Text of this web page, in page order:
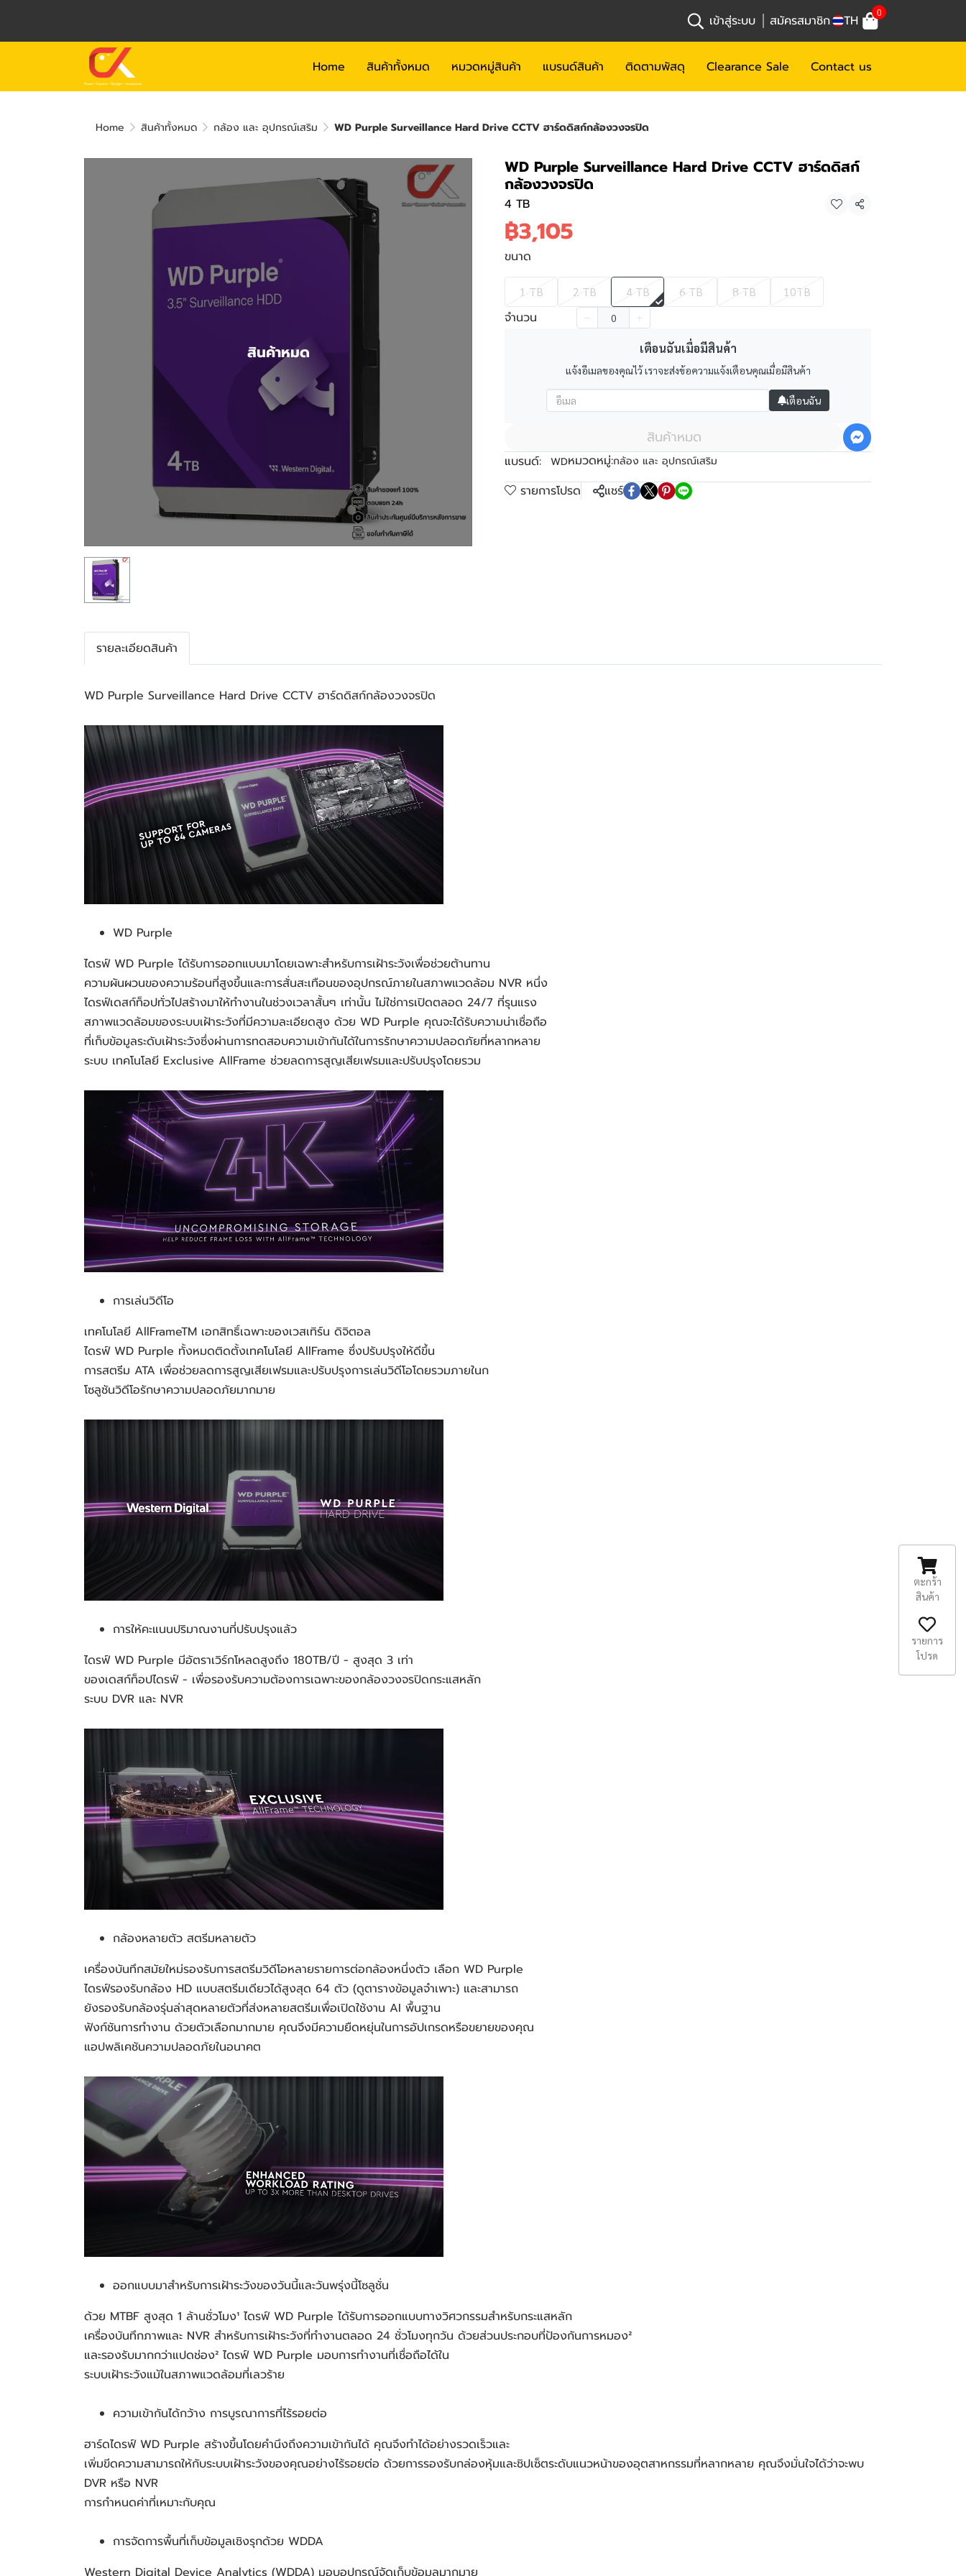
เข้าสู่ระบบ สมัครสมาชิก TH 0
Home สินค้าทั้งหมด หมวดหมู่สินค้า แบรนด์สินค้า ติดตามพัสดุ Clearance Sale Contact us
Home สินค้าทั้งหมด กล้อง และ อุปกรณ์เสริม WD Purple Surveillance Hard Drive CCTV ฮาร์ดดิสก์กล้องวงจรปิด
สินค้าหมด
WD Purple Surveillance Hard Drive CCTV ฮาร์ดดิสก์
กล้องวงจรปิด
4 TB แชร์
฿3,105
ขนาด
1 TB 2 TB 4 TB 6 TB 8 TB 10TB
จำนวน
เตือนฉันเมื่อมีสินค้า
แจ้งอีเมลของคุณไว้ เราจะส่งข้อความแจ้งเตือนคุณเมื่อมีสินค้า
เตือนฉัน
สินค้าหมด
แบรนด์: WDหมวดหมู่:กล้อง และ อุปกรณ์เสริม
รายการโปรด แชร์
รายละเอียดสินค้า
WD Purple Surveillance Hard Drive CCTV ฮาร์ดดิสก์กล้องวงจรปิด
WD Purple
ไดรฟ์ WD Purple ได้รับการออกแบบมาโดยเฉพาะสำหรับการเฝ้าระวังเพื่อช่วยต้านทาน
ความผันผวนของความร้อนที่สูงขึ้นและการสั่นสะเทือนของอุปกรณ์ภายในสภาพแวดล้อม NVR หนึ่ง
ไดรฟ์เดสก์ท็อปทั่วไปสร้างมาให้ทำงานในช่วงเวลาสั้นๆ เท่านั้น ไม่ใช่การเปิดตลอด 24/7 ที่รุนแรง
สภาพแวดล้อมของระบบเฝ้าระวังที่มีความละเอียดสูง ด้วย WD Purple คุณจะได้รับความน่าเชื่อถือ
ที่เก็บข้อมูลระดับเฝ้าระวังซึ่งผ่านการทดสอบความเข้ากันได้ในการรักษาความปลอดภัยที่หลากหลาย
ระบบ เทคโนโลยี Exclusive AllFrame ช่วยลดการสูญเสียเฟรมและปรับปรุงโดยรวม
การเล่นวิดีโอ
เทคโนโลยี AllFrameTM เอกสิทธิ์เฉพาะของเวสเทิร์น ดิจิตอล
ไดรฟ์ WD Purple ทั้งหมดติดตั้งเทคโนโลยี AllFrame ซึ่งปรับปรุงให้ดีขึ้น
การสตรีม ATA เพื่อช่วยลดการสูญเสียเฟรมและปรับปรุงการเล่นวิดีโอโดยรวมภายในก
โซลูชันวิดีโอรักษาความปลอดภัยมากมาย
การให้คะแนนปริมาณงานที่ปรับปรุงแล้ว
ไดรฟ์ WD Purple มีอัตราเวิร์กโหลดสูงถึง 180TB/ปี - สูงสุด 3 เท่า
ของเดสก์ท็อปไดรฟ์ - เพื่อรองรับความต้องการเฉพาะของกล้องวงจรปิดกระแสหลัก
ระบบ DVR และ NVR
กล้องหลายตัว สตรีมหลายตัว
เครื่องบันทึกสมัยใหม่รองรับการสตรีมวิดีโอหลายรายการต่อกล้องหนึ่งตัว เลือก WD Purple
ไดรฟ์รองรับกล้อง HD แบบสตรีมเดียวได้สูงสุด 64 ตัว (ดูตารางข้อมูลจำเพาะ) และสามารถ
ยังรองรับกล้องรุ่นล่าสุดหลายตัวที่ส่งหลายสตรีมเพื่อเปิดใช้งาน AI พื้นฐาน
ฟังก์ชันการทำงาน ด้วยตัวเลือกมากมาย คุณจึงมีความยืดหยุ่นในการอัปเกรดหรือขยายของคุณ
แอปพลิเคชันความปลอดภัยในอนาคต
ออกแบบมาสำหรับการเฝ้าระวังของวันนี้และวันพรุ่งนี้โซลูชั่น
ด้วย MTBF สูงสุด 1 ล้านชั่วโมง¹ ไดรฟ์ WD Purple ได้รับการออกแบบทางวิศวกรรมสำหรับกระแสหลัก
เครื่องบันทึกภาพและ NVR สำหรับการเฝ้าระวังที่ทำงานตลอด 24 ชั่วโมงทุกวัน ด้วยส่วนประกอบที่ป้องกันการหมอง²
และรองรับมากกว่าแปดช่อง² ไดรฟ์ WD Purple มอบการทำงานที่เชื่อถือได้ใน
ระบบเฝ้าระวังแม้ในสภาพแวดล้อมที่เลวร้าย
ความเข้ากันได้กว้าง การบูรณาการที่ไร้รอยต่อ
ฮาร์ดไดรฟ์ WD Purple สร้างขึ้นโดยคำนึงถึงความเข้ากันได้ คุณจึงทำได้อย่างรวดเร็วและ
เพิ่มขีดความสามารถให้กับระบบเฝ้าระวังของคุณอย่างไร้รอยต่อ ด้วยการรองรับกล่องหุ้มและชิปเซ็ตระดับแนวหน้าของอุตสาหกรรมที่หลากหลาย คุณจึงมั่นใจได้ว่าจะพบ
DVR หรือ NVR
การกำหนดค่าที่เหมาะกับคุณ
การจัดการพื้นที่เก็บข้อมูลเชิงรุกด้วย WDDA
Western Digital Device Analytics (WDDA) มอบอุปกรณ์จัดเก็บข้อมูลมากมาย
ตะกร้า
สินค้า
รายการ
โปรด